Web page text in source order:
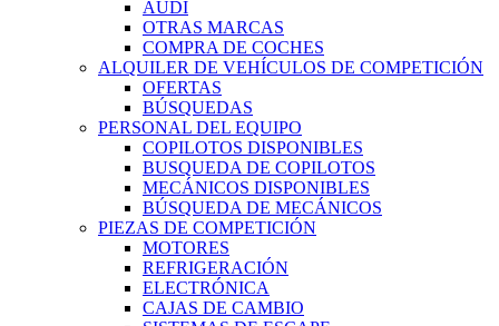
AUDI
OTRAS MARCAS
COMPRA DE COCHES
ALQUILER DE VEHÍCULOS DE COMPETICIÓN
OFERTAS
BÚSQUEDAS
PERSONAL DEL EQUIPO
COPILOTOS DISPONIBLES
BUSQUEDA DE COPILOTOS
MECÁNICOS DISPONIBLES
BÚSQUEDA DE MECÁNICOS
PIEZAS DE COMPETICIÓN
MOTORES
REFRIGERACIÓN
ELECTRÓNICA
CAJAS DE CAMBIO